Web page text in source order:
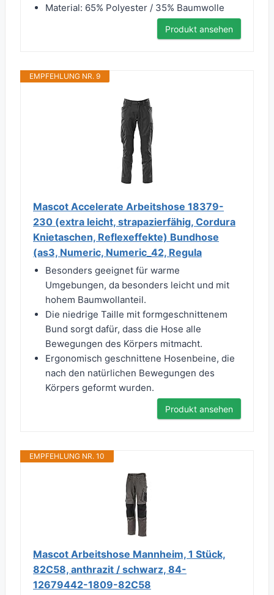
Material: 65% Polyester / 35% Baumwolle
Produkt ansehen
EMPFEHLUNG NR. 9
Mascot Accelerate Arbeitshose 18379-
230 (extra leicht, strapazierfähig, Cordura
Knietaschen, Reflexeffekte) Bundhose
(as3, Numeric, Numeric_42, Regula
Besonders geeignet für warme
Umgebungen, da besonders leicht und mit
hohem Baumwollanteil.
Die niedrige Taille mit formgeschnittenem
Bund sorgt dafür, dass die Hose alle
Bewegungen des Körpers mitmacht.
Ergonomisch geschnittene Hosenbeine, die
nach den natürlichen Bewegungen des
Körpers geformt wurden.
Produkt ansehen
EMPFEHLUNG NR. 10
Mascot Arbeitshose Mannheim, 1 Stück,
82C58, anthrazit / schwarz, 84-
12679442-1809-82C58